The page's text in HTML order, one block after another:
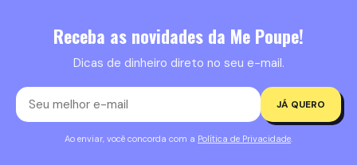
Receba as novidades da Me Poupe!
Dicas de dinheiro direto no seu e-mail.
JÁ QUERO
Ao enviar, você concorda com a Política de Privacidade